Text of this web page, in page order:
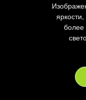
более